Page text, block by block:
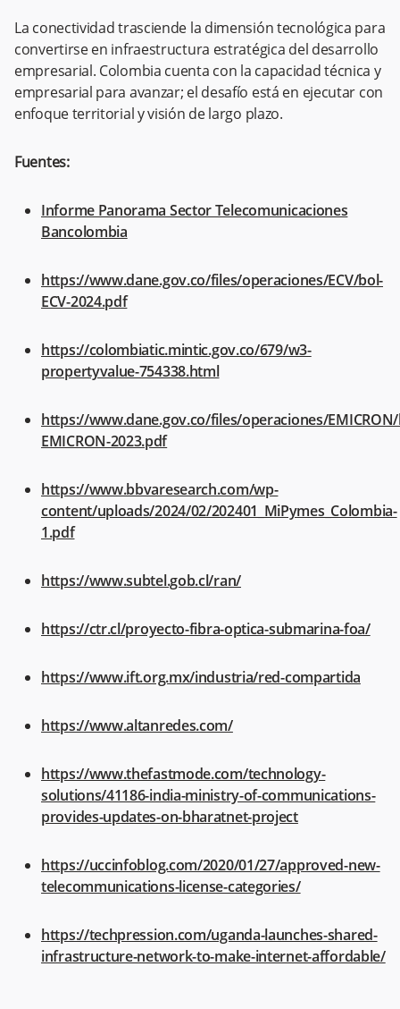
La conectividad trasciende la dimensión tecnológica para
convertirse en infraestructura estratégica del desarrollo
empresarial. Colombia cuenta con la capacidad técnica y
empresarial para avanzar; el desafío está en ejecutar con
enfoque territorial y visión de largo plazo.
Fuentes:
Informe Panorama Sector Telecomunicaciones
Bancolombia
https://www.dane.gov.co/files/operaciones/ECV/bol-
ECV-2024.pdf
https://colombiatic.mintic.gov.co/679/w3-
propertyvalue-754338.html
https://www.dane.gov.co/files/operaciones/
EMICRON-2023.pdf
https://www.bbvaresearch.com/wp-
content/uploads/2024/02/202401_MiPymes_Colombia-
1.pdf
https://www.subtel.gob.cl/ran/
https://ctr.cl/proyecto-fibra-optica-submarina-foa/
https://www.ift.org.mx/industria/red-compartida
https://www.altanredes.com/
https://www.thefastmode.com/technology-
solutions/41186-india-ministry-of-communications-
provides-updates-on-bharatnet-project
https://uccinfoblog.com/2020/01/27/approved-new-
telecommunications-license-categories/
https://techpression.com/uganda-launches-shared-
infrastructure-network-to-make-internet-affordable/